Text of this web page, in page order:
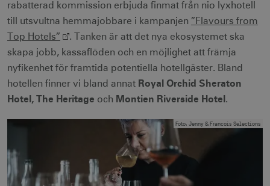
rabatterad kommission erbjuda finmat från nio lyxhotell
till utsvultna hemmajobbare i kampanjen ”Flavours from
Top Hotels”
. Tanken är att det nya ekosystemet ska
skapa jobb, kassaflöden och en möjlighet att främja
nyfikenhet för framtida potentiella hotellgäster. Bland
hotellen finner vi bland annat Royal Orchid Sheraton
Hotel, The Heritage och Montien Riverside Hotel .
Foto: Jenny & Francois Selections